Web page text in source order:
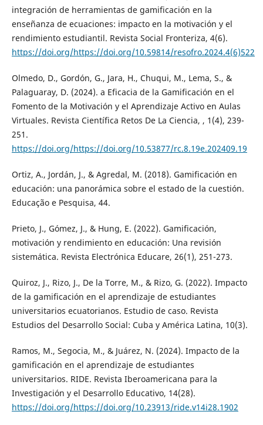
integración de herramientas de gamificación en la
enseñanza de ecuaciones: impacto en la motivación y el
rendimiento estudiantil. Revista Social Fronteriza, 4(6).
https://doi.org/https://doi.org/10.59814/resofro.2024.4(6)522
Olmedo, D., Gordón, G., Jara, H., Chuqui, M., Lema, S., &
Palaguaray, D. (2024). a Eficacia de la Gamificación en el
Fomento de la Motivación y el Aprendizaje Activo en Aulas
Virtuales. Revista Científica Retos De La Ciencia, , 1(4), 239-
251.
https://doi.org/https://doi.org/10.53877/rc.8.19e.202409.19
Ortiz, A., Jordán, J., & Agredal, M. (2018). Gamificación en
educación: una panorámica sobre el estado de la cuestión.
Educação e Pesquisa, 44.
Prieto, J., Gómez, J., & Hung, E. (2022). Gamificación,
motivación y rendimiento en educación: Una revisión
sistemática. Revista Electrónica Educare, 26(1), 251-273.
Quiroz, J., Rizo, J., De la Torre, M., & Rizo, G. (2022). Impacto
de la gamificación en el aprendizaje de estudiantes
universitarios ecuatorianos. Estudio de caso. Revista
Estudios del Desarrollo Social: Cuba y América Latina, 10(3).
Ramos, M., Segocia, M., & Juárez, N. (2024). Impacto de la
gamificación en el aprendizaje de estudiantes
universitarios. RIDE. Revista Iberoamericana para la
Investigación y el Desarrollo Educativo, 14(28).
https://doi.org/https://doi.org/10.23913/ride.v14i28.1902